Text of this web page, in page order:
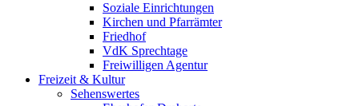
Soziale Einrichtungen
Kirchen und Pfarrämter
Friedhof
VdK Sprechtage
Freiwilligen Agentur
Freizeit & Kultur
Sehenswertes